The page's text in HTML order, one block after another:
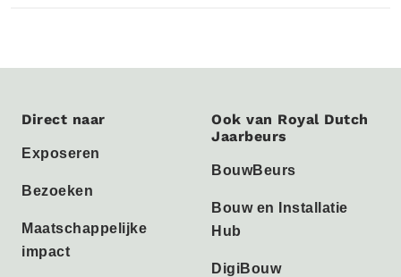
Direct naar
Exposeren
Bezoeken
Maatschappelijke
impact
Ook van Royal Dutch
Jaarbeurs
BouwBeurs
Bouw en Installatie
Hub
DigiBouw